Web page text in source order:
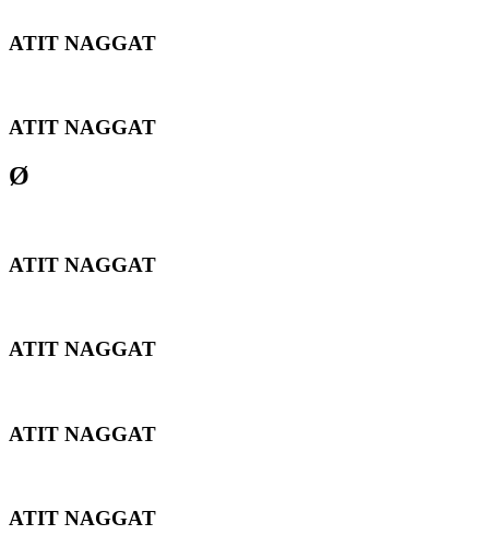
ATIT NAGGAT
ATIT NAGGAT
Ø
ATIT NAGGAT
ATIT NAGGAT
ATIT NAGGAT
ATIT NAGGAT